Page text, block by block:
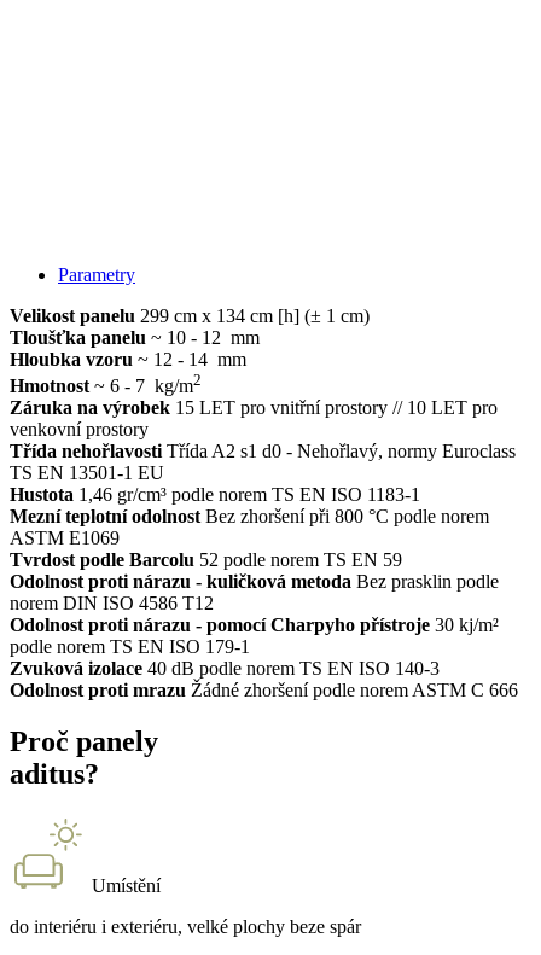
Parametry
Velikost panelu 299 cm x 134 cm [h] (± 1 cm)
Tloušťka panelu ~ 10 - 12 mm
Hloubka vzoru ~ 12 - 14 mm
Hmotnost ~ 6 - 7 kg/m2
Záruka na výrobek 15 LET pro vnitřní prostory // 10 LET pro
venkovní prostory
Třída nehořlavosti Třída A2 s1 d0 - Nehořlavý, normy Euroclass
TS EN 13501-1 EU
Hustota 1,46 gr/cm³ podle norem TS EN ISO 1183-1
Mezní teplotní odolnost Bez zhoršení při 800 °C podle norem
ASTM E1069
Tvrdost podle Barcolu 52 podle norem TS EN 59
Odolnost proti nárazu - kuličková metoda Bez prasklin podle
norem DIN ISO 4586 T12
Odolnost proti nárazu - pomocí Charpyho přístroje 30 kj/m²
podle norem TS EN ISO 179-1
Zvuková izolace 40 dB podle norem TS EN ISO 140-3
Odolnost proti mrazu Žádné zhoršení podle norem ASTM C 666
Proč panely
aditus?
Umístění
do interiéru i exteriéru, velké plochy beze spár